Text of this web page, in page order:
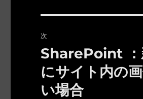
ゲ
ー
シ
投
稿:
次
次
の
投
稿:
SharePoint ：
にサイト内の
い場合